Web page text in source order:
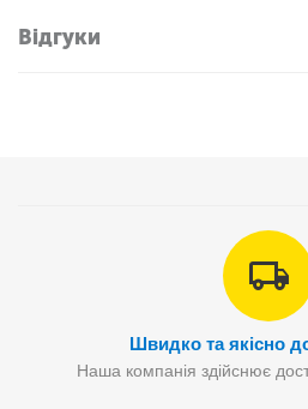
Відгуки
Швидко та якісно
Наша компанія здійснює